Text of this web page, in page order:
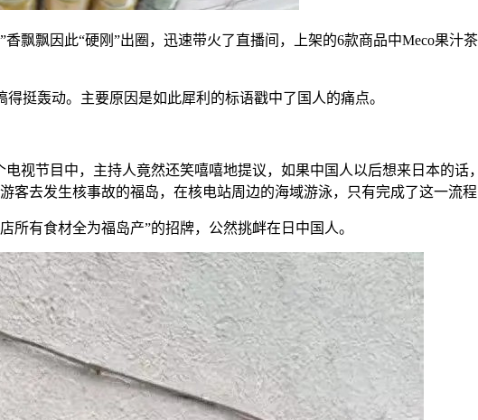
飘飘因此“硬刚”出圈，迅速带火了直播间，上架的6款商品中Meco果汁
挺轰动。主要原因是如此犀利的标语戳中了国人的痛点。
视节目中，主持人竟然还笑嘻嘻地提议，如果中国人以后想来日本的
客去发生核事故的福岛，在核电站周边的海域游泳，只有完成了这一流
所有食材全为福岛产”的招牌，公然挑衅在日中国人。